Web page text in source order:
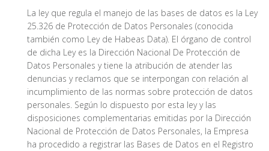
La ley que regula el manejo de las bases de datos es la Ley
25.326 de Protección de Datos Personales (conocida
también como Ley de Habeas Data). El órgano de control
de dicha Ley es la Dirección Nacional De Protección de
Datos Personales y tiene la atribución de atender las
denuncias y reclamos que se interpongan con relación al
incumplimiento de las normas sobre protección de datos
personales. Según lo dispuesto por esta ley y las
disposiciones complementarias emitidas por la Dirección
Nacional de Protección de Datos Personales, la Empresa
ha procedido a registrar las Bases de Datos en el Registro